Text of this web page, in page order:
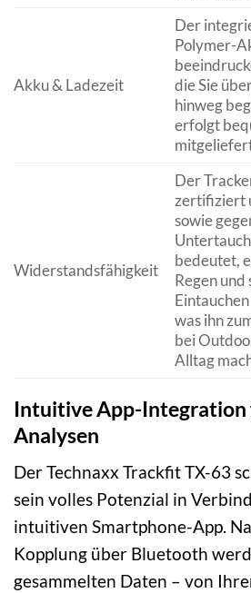
Akku & Ladezeit
Der
Polymer-
die Sie
hinweg
erfolgt
Widerstandsfähigkeit
Der
zertifiziert
sowie
bedeutet,
Regen
was ihn
bei
Alltag
Intuitive App-
Analysen
Der Technaxx Trackfit TX-63
sein volles Potenzial in
intuitiven Smartphone-App.
Kopplung über Bluetooth
gesammelten Daten – von